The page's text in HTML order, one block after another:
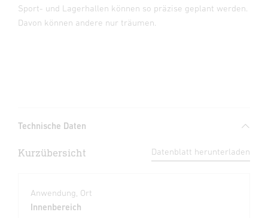
Sport- und Lagerhallen können so präzise geplant werden.
Davon können andere nur träumen.
Technische Daten
Kurzübersicht Datenblatt herunterladen
Anwendung, Ort
Innenbereich